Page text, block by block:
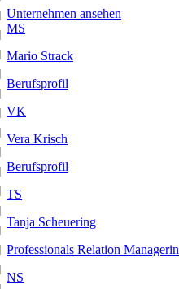
Unternehmen ansehen
MS
Mario Strack
Berufsprofil
VK
Vera Krisch
Berufsprofil
TS
Tanja Scheuering
Professionals Relation Managerin
NS